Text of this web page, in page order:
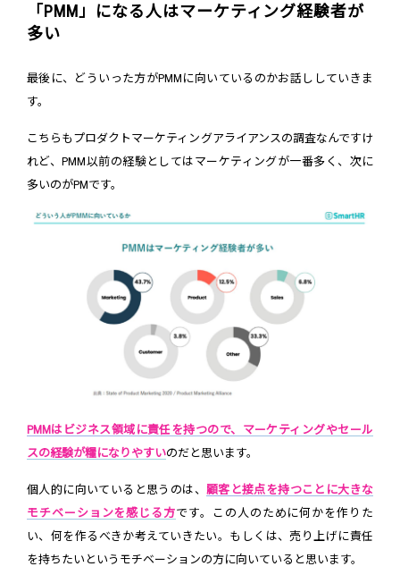
「PMM」になる人はマーケティング経験者が
多い
最後に、どういった方がPMMに向いているのかお話ししていきま
す。
こちらもプロダクトマーケティングアライアンスの調査なんですけ
れど、PMM以前の経験としてはマーケティングが一番多く、次に
多いのがPMです。
PMMはビジネス領域に責任を持つので、マーケティングやセール
スの経験が糧になりやすいのだと思います。
個人的に向いていると思うのは、 顧客と接点を持つことに大きな
モチベーションを感じる方です。この人のために何かを作りた
い、何を作るべきか考えていきたい。もしくは、売り上げに責任
を持ちたいというモチベーションの方に向いていると思います。